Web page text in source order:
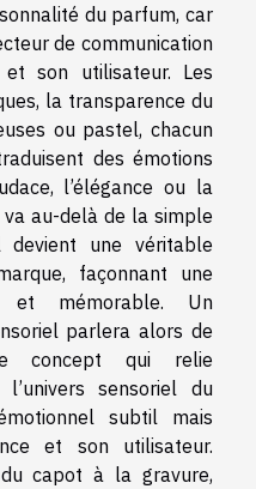
du parfum, car
de communication
son utilisateur. Les
la transparence du
ou pastel, chacun
des émotions
l’élégance ou la
au-delà de la simple
devient une véritable
façonnant une
et mémorable. Un
parlera alors de
concept qui relie
sensoriel du
subtil mais
et son utilisateur.
capot à la gravure,